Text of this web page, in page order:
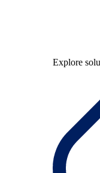
Explore